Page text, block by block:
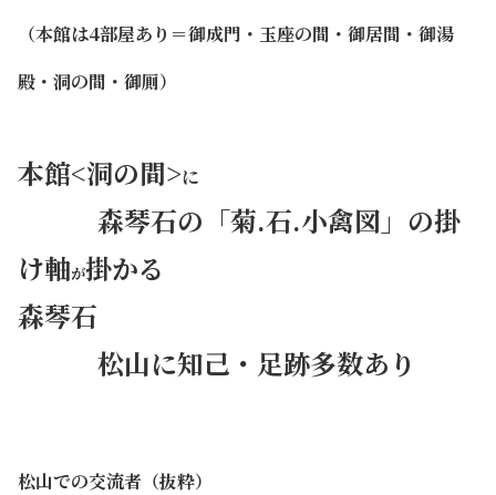
（本館は4部屋あり＝御成門・玉座の間・御居間・御湯
殿・洞の間・御厠）
本館<洞の間>に
森琴石の「菊.石.小禽図」の掛
け軸が掛かる
森琴石
松山に知己・足跡多数あり
松山での交流者（抜粋）